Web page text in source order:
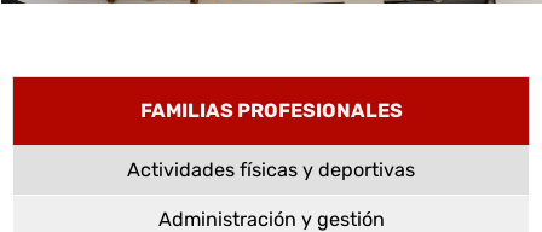
FAMILIAS PROFESIONALES
Actividades físicas y deportivas
Administración y gestión